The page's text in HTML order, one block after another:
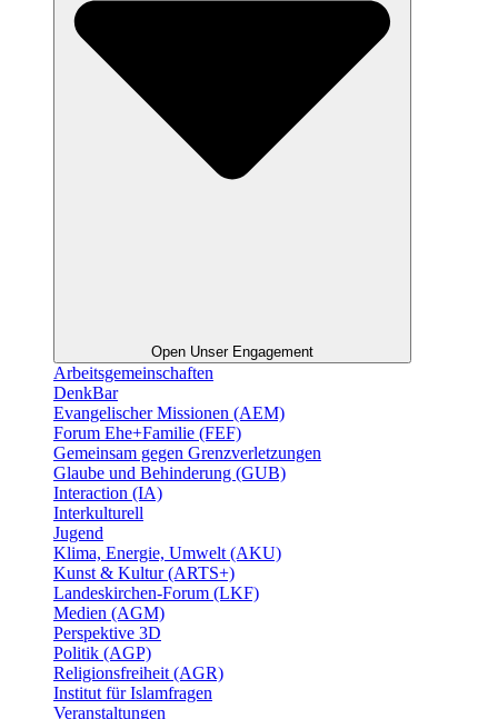
Open Unser Engagement
Arbeitsgemeinschaften
DenkBar
Evangelischer Missionen (AEM)
Forum Ehe+Familie (FEF)
Gemeinsam gegen Grenzverletzungen
Glaube und Behinderung (GUB)
Interaction (IA)
Interkulturell
Jugend
Klima, Energie, Umwelt (AKU)
Kunst & Kultur (ARTS+)
Landeskirchen-Forum (LKF)
Medien (AGM)
Perspektive 3D
Politik (AGP)
Religionsfreiheit (AGR)
Institut für Islamfragen
Veranstaltungen